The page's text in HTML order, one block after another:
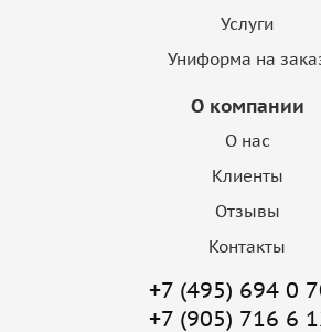
Услуги
Униформа на
О компании
О нас
Клиенты
Отзывы
Контакты
+7 (495) 694 0
+7 (905) 716 6